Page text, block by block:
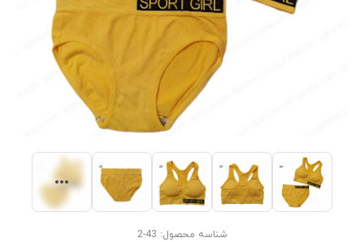
شناسه محصول: 43-2